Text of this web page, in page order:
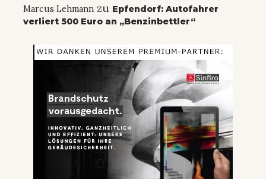
Marcus Lehmann zu Epfendorf: Autofahrer
verliert 500 Euro an „Benzinbettler“